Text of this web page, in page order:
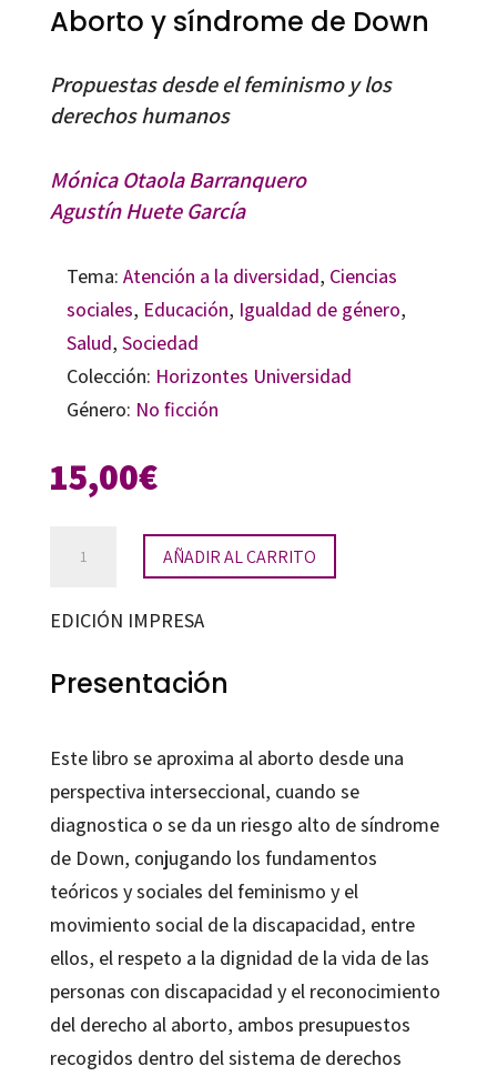
Aborto y síndrome de Down
Propuestas desde el feminismo y los
derechos humanos
Mónica Otaola Barranquero
Agustín Huete García
Tema: Atención a la diversidad, Ciencias
sociales, Educación, Igualdad de género,
Salud, Sociedad
Colección: Horizontes Universidad
Género: No ficción
15,00€
síndrome
Down
AÑADIR AL CARRITO
EDICIÓN IMPRESA
Presentación
Este libro se aproxima al aborto desde una
perspectiva interseccional, cuando se
diagnostica o se da un riesgo alto de síndrome
de Down, conjugando los fundamentos
teóricos y sociales del feminismo y el
movimiento social de la discapacidad, entre
ellos, el respeto a la dignidad de la vida de las
personas con discapacidad y el reconocimiento
del derecho al aborto, ambos presupuestos
recogidos dentro del sistema de derechos